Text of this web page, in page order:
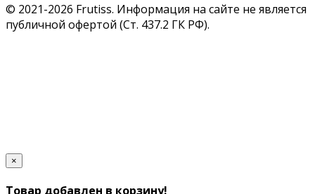
© 2021-2026 Frutiss. Информация на сайте не является
публичной офертой (Ст. 437.2 ГК РФ).
×
Товар добавлен в корзину!